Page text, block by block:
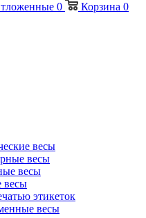
0 Корзина 0
весы
весы
весы
весы
этикеток
весы